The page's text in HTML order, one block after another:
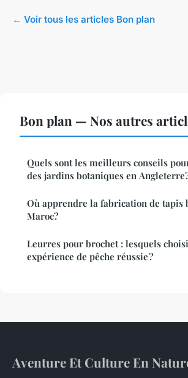
← Voir tous les articles Bon plan
Bon plan — Nos autres
Quels sont les meilleurs conseils
des jardins botaniques en
Où apprendre la fabrication de tapis
Maroc?
Leurres pour brochet : lesquels
expérience de pêche réussie ?
Aventure Et Culture En